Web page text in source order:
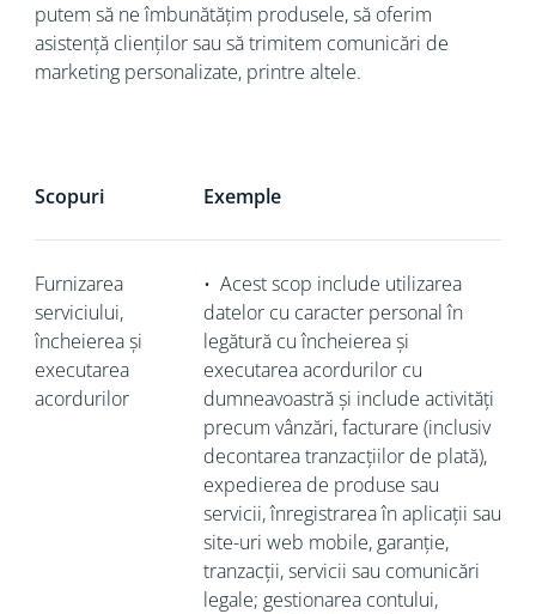
putem să ne îmbunătățim produsele, să oferim
asistență clienților sau să trimitem comunicări de
marketing personalizate, printre altele.
Scopuri Exemple
Furnizarea
serviciului,
încheierea și
executarea
acordurilor
• Acest scop include utilizarea
datelor cu caracter personal în
legătură cu încheierea și
executarea acordurilor cu
dumneavoastră și include activități
precum vânzări, facturare (inclusiv
decontarea tranzacțiilor de plată),
expedierea de produse sau
servicii, înregistrarea în aplicații sau
site-uri web mobile, garanție,
tranzacții, servicii sau comunicări
legale; gestionarea contului,